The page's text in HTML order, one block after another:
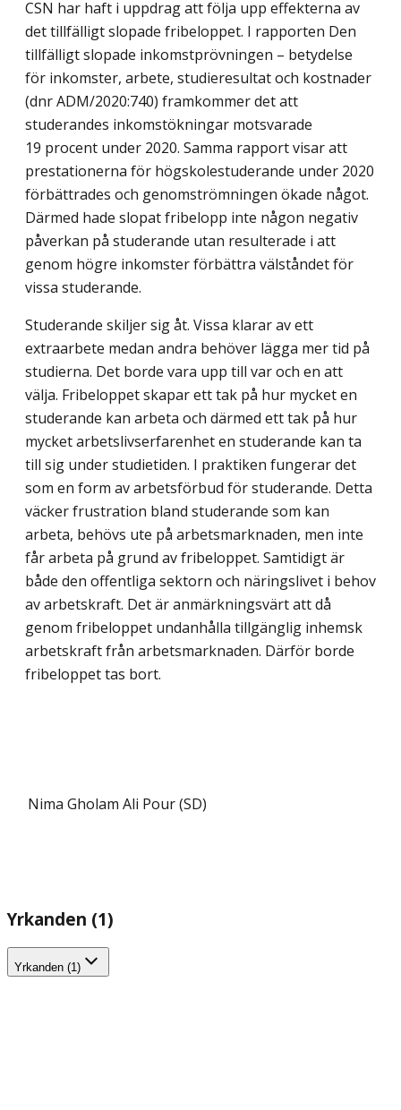
CSN har haft i uppdrag att följa upp effekterna av
det tillfälligt slopade fribeloppet. I rapporten Den
tillfälligt slopade inkomstprövningen – betydelse
för inkomster, arbete, studieresultat och kostnader
(dnr ADM/2020:740) framkommer det att
studerandes inkomstökningar motsvarade
19 procent under 2020. Samma rapport visar att
presta­tionerna för högskolestuderande under 2020
förbättrades och genomströmningen ökade något.
Därmed hade slopat fribelopp inte någon negativ
påverkan på studerande utan resulterade i att
genom högre inkomster förbättra välståndet för
vissa studerande.
Studerande skiljer sig åt. Vissa klarar av ett
extraarbete medan andra behöver lägga mer tid på
studierna. Det borde vara upp till var och en att
välja. Fribeloppet skapar ett tak på hur mycket en
studerande kan arbeta och därmed ett tak på hur
mycket arbets­livserfarenhet en studerande kan ta
till sig under studietiden. I praktiken fungerar det
som en form av arbetsförbud för studerande. Detta
väcker frustration bland studerande som kan
arbeta, behövs ute på arbetsmarknaden, men inte
får arbeta på grund av fribeloppet. Samtidigt är
både den offentliga sektorn och näringslivet i behov
av arbetskraft. Det är anmärkningsvärt att då
genom fribeloppet undanhålla tillgänglig inhemsk
arbetskraft från arbetsmarknaden. Därför borde
fribeloppet tas bort.
Nima Gholam Ali Pour (SD)
Yrkanden (1)
Yrkanden (1)